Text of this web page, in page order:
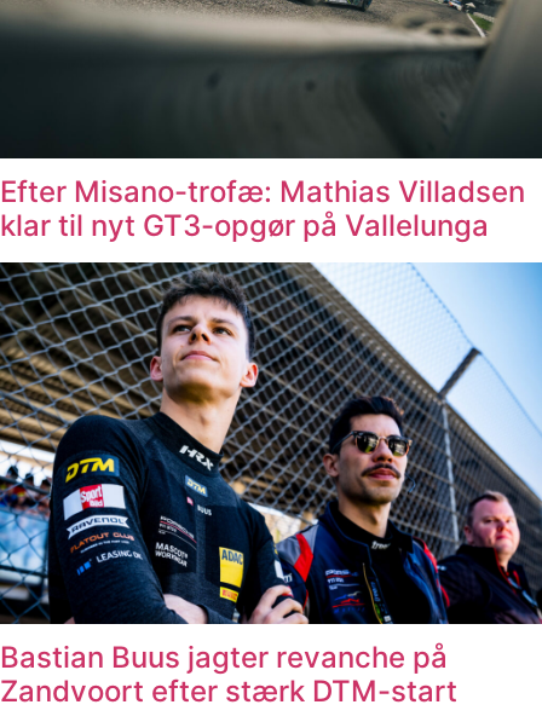
Efter Misano-trofæ: Mathias Villadsen
klar til nyt GT3-opgør på Vallelunga
Bastian Buus jagter revanche på
Zandvoort efter stærk DTM-start